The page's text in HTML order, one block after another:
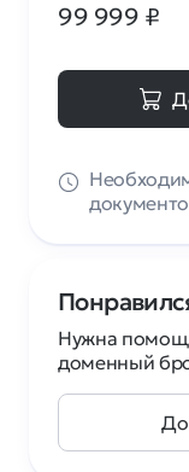
99 999 ₽
Нужна
доменный